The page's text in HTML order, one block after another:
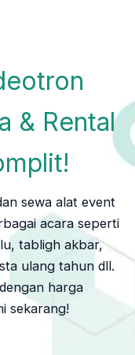
& Rental
sewa alat event
acara seperti
tabligh akbar,
ulang tahun dll.
harga
sekarang!